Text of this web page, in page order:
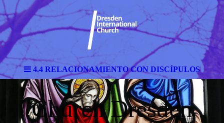
4.4 RELACIONAMIENTO CON DISCÍPULOS
Church Dresden